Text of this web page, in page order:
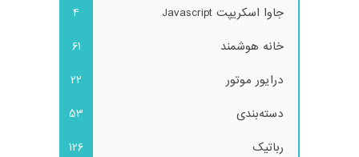
جاوا اسکریپت Javascript
4
خانه هوشمند
61
درایور موتور
22
دسته‌بندی
53
رباتیک
126